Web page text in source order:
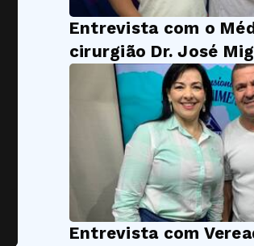
Entrevista com o
cirurgião Dr. José
Entrevista com